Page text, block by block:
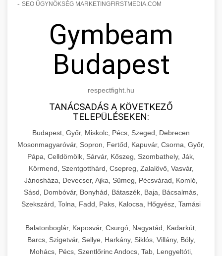
- SEO ÜGYNÖKSÉG MARKETINGFIRSTMEDIA.COM
Gymbeam
Budapest
respectfight.hu
TANÁCSADÁS A KÖVETKEZŐ
TELEPÜLÉSEKEN:
Budapest, Győr, Miskolc, Pécs, Szeged, Debrecen
Mosonmagyaróvár, Sopron, Fertőd, Kapuvár, Csorna, Győr,
Pápa, Celldömölk, Sárvár, Kőszeg, Szombathely, Ják,
Körmend, Szentgotthárd, Csepreg, Zalalövő, Vasvár,
Jánosháza, Devecser, Ajka, Sümeg, Pécsvárad, Komló,
Sásd, Dombóvár, Bonyhád, Bátaszék, Baja, Bácsalmás,
Szekszárd, Tolna, Fadd, Paks, Kalocsa, Hőgyész, Tamási
Balatonboglár, Kaposvár, Csurgó, Nagyatád, Kadarkút,
Barcs, Szigetvár, Sellye, Harkány, Siklós, Villány, Bóly,
Mohács, Pécs, Szentlőrinc Andocs, Tab, Lengyeltóti,